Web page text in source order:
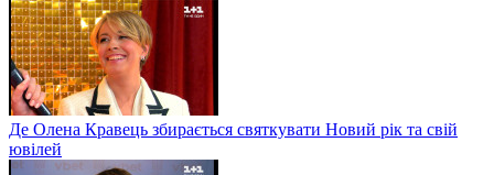
Де Олена Кравець збирається святкувати Новий рік та свій
ювілей